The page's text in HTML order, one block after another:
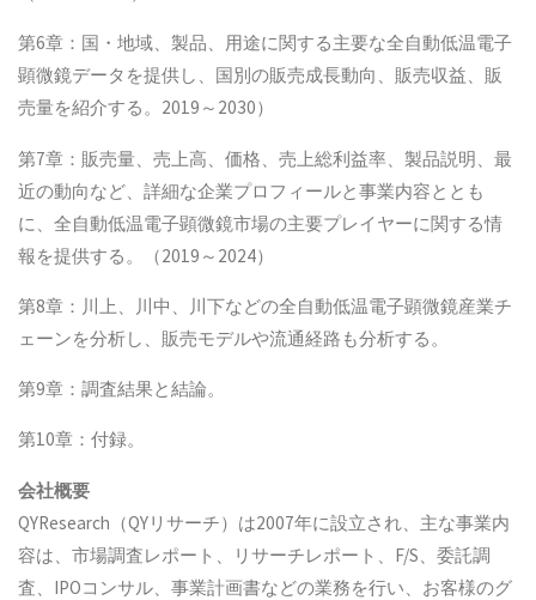
第6章：国・地域、製品、用途に関する主要な全自動低温電子
顕微鏡データを提供し、国別の販売成長動向、販売収益、販
売量を紹介する。2019～2030）
第7章：販売量、売上高、価格、売上総利益率、製品説明、最
近の動向など、詳細な企業プロフィールと事業内容ととも
に、全自動低温電子顕微鏡市場の主要プレイヤーに関する情
報を提供する。（2019～2024）
第8章：川上、川中、川下などの全自動低温電子顕微鏡産業チ
ェーンを分析し、販売モデルや流通経路も分析する。
第9章：調査結果と結論。
第10章：付録。
会社概要
QYResearch（QYリサーチ）は2007年に設立され、主な事業内
容は、市場調査レポート、リサーチレポート、F/S、委託調
査、IPOコンサル、事業計画書などの業務を行い、お客様のグ